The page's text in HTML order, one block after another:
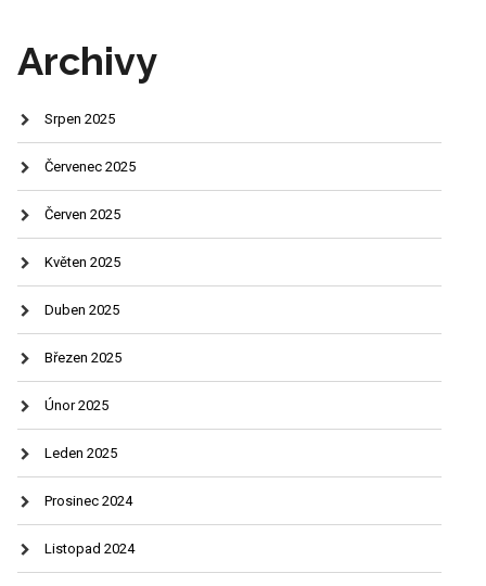
Archivy
Srpen 2025
Červenec 2025
Červen 2025
Květen 2025
Duben 2025
Březen 2025
Únor 2025
Leden 2025
Prosinec 2024
Listopad 2024